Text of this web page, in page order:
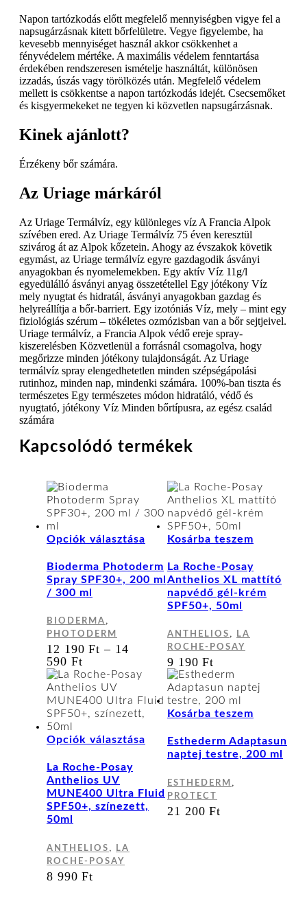
Napon tartózkodás előtt megfelelő mennyiségben vigye fel a
napsugárzásnak kitett bőrfelületre. Vegye figyelembe, ha
kevesebb mennyiséget használ akkor csökkenhet a
fényvédelem mértéke. A maximális védelem fenntartása
érdekében rendszeresen ismételje használtát, különösen
izzadás, úszás vagy törölközés után. Megfelelő védelem
mellett is csökkentse a napon tartózkodás idejét. Csecsemőket
és kisgyermekeket ne tegyen ki közvetlen napsugárzásnak.
Kinek ajánlott?
Érzékeny bőr számára.
Az Uriage márkáról
Az Uriage Termálvíz, egy különleges víz A Francia Alpok
szívében ered. Az Uriage Termálvíz 75 éven keresztül
szivárog át az Alpok kőzetein. Ahogy az évszakok követik
egymást, az Uriage termálvíz egyre gazdagodik ásványi
anyagokban és nyomelemekben. Egy aktív Víz 11g/l
egyedülálló ásványi anyag összetétellel Egy jótékony Víz
mely nyugtat és hidratál, ásványi anyagokban gazdag és
helyreállítja a bőr-barriert. Egy izotóniás Víz, mely – mint egy
fiziológiás szérum – tökéletes ozmózisban van a bőr sejtjeivel.
Uriage termálvíz, a Francia Alpok védő ereje spray-
kiszerelésben Közvetlenül a forrásnál csomagolva, hogy
megőrizze minden jótékony tulajdonságát. Az Uriage
termálvíz spray elengedhetetlen minden szépségápolási
rutinhoz, minden nap, mindenki számára. 100%-ban tiszta és
természetes Egy természetes módon hidratáló, védő és
nyugtató, jótékony Víz Minden bőrtípusra, az egész család
számára
Kapcsolódó termékek
Opciók választása Ennek
terméknek
több
variációja
változatok
termékoldalon
választhatók
Bioderma Photoderm
Spray SPF30+, 200 ml
/ 300 ml
BIODERMA ,
PHOTODERM
12 190Ft – 14
590 FtÁRTARTOMÁNY:
12
190 FT
-
14
590 FT
Kosárba teszem
La Roche-Posay
Anthelios XL mattító
napvédő gél-krém
SPF50+, 50ml
ANTHELIOS ,
LA
ROCHE-POSAY
9 190Ft
Opciók választása Ennek
több
variációja
La Roche-Posay
Anthelios UV
MUNE400 Ultra Fluid
SPF50+, színezett,
50ml
ANTHELIOS ,
LA
ROCHE-POSAY
8 990Ft
Kosárba teszem
Esthederm Adaptasun
naptej testre, 200 ml
ESTHEDERM ,
PROTECT
21 200Ft